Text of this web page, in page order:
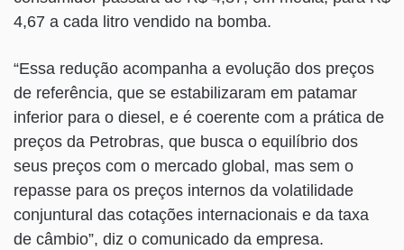
4,67 a cada litro vendido na bomba.
“Essa redução acompanha a evolução dos preços
de referência, que se estabilizaram em patamar
inferior para o diesel, e é coerente com a prática de
preços da Petrobras, que busca o equilíbrio dos
seus preços com o mercado global, mas sem o
repasse para os preços internos da volatilidade
conjuntural das cotações internacionais e da taxa
de câmbio”, diz o comunicado da empresa.